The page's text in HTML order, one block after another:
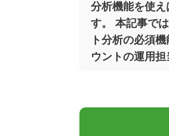
分析機能を使
す。 本記事で
ト分析の必須
ウントの運用担